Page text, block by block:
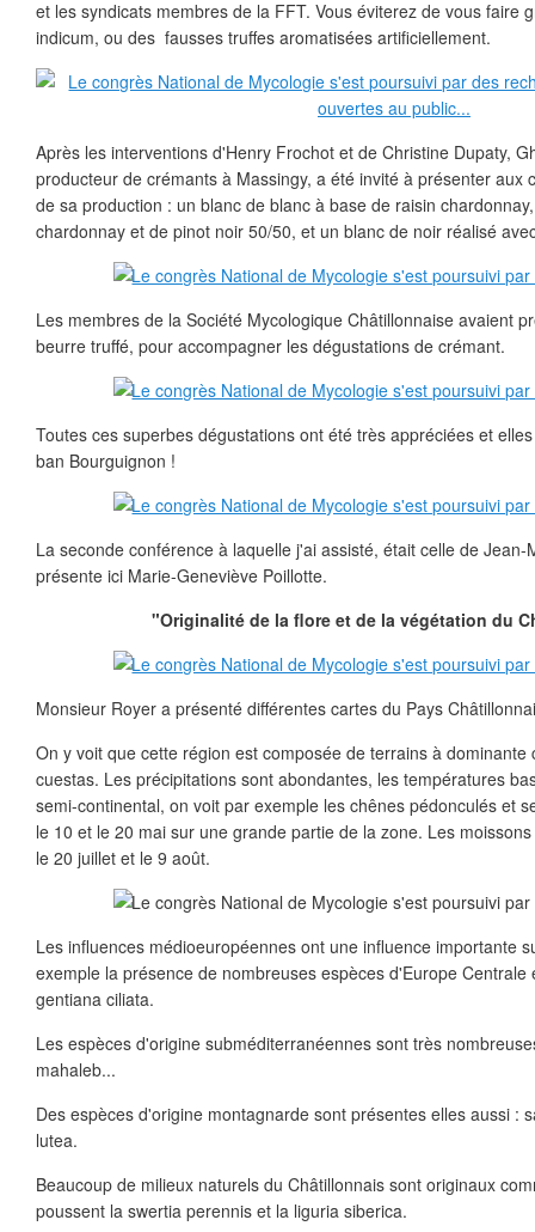
et les syndicats membres de la FFT. Vous éviterez de vous faire
indicum, ou des fausses truffes aromatisées artificiellement.
Après les interventions d'Henry Frochot et de Christine Dupaty,
producteur de crémants à Massingy, a été invité à présenter aux
de sa production : un blanc de blanc à base de raisin
chardonnay et de pinot noir 50/50, et un blanc de noir réalisé
Les membres de la Société Mycologique Châtillonnaise avaient
beurre truffé, pour accompagner les dégustations de crémant.
Toutes ces superbes dégustations ont été très appréciées et
ban Bourguignon !
La seconde conférence à laquelle j'ai assisté, était celle de Jean-
présente ici Marie-Geneviève Poillotte.
"Originalité de la flore et de la végétation du
Monsieur Royer a présenté différentes cartes du Pays
On y voit que cette région est composée de terrains à dominante
cuestas. Les précipitations sont abondantes, les températures
semi-continental, on voit par exemple les chênes pédonculés et
le 10 et le 20 mai sur une grande partie de la zone. Les
le 20 juillet et le 9 août.
Les influences médioeuropéennes ont une influence importante
exemple la présence de nombreuses espèces d'Europe Centrale
gentiana ciliata.
Les espèces d'origine subméditerranéennes sont très
mahaleb...
Des espèces d'origine montagnarde sont présentes elles aussi :
lutea.
Beaucoup de milieux naturels du Châtillonnais sont originaux
poussent la swertia perennis et la liguria siberica.